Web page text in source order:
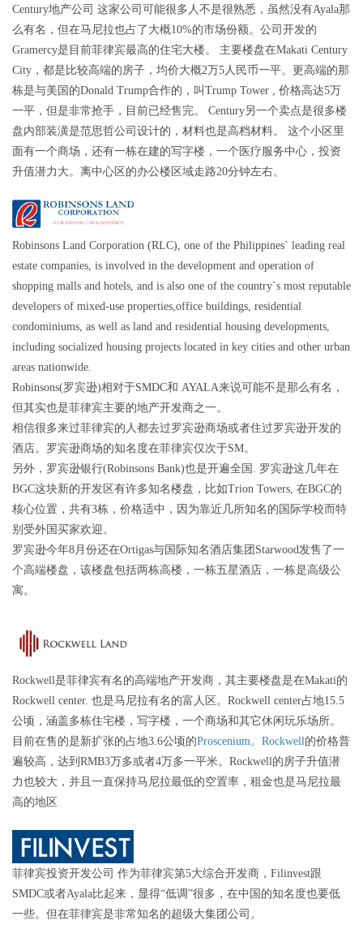
Century地产公司 这家公司可能很多人不是很熟悉，虽然没有Ayala那
么有名，但在马尼拉也占了大概10%的市场份额。公司开发的
Gramercy是目前菲律宾最高的住宅大楼。 主要楼盘在Makati Century
City，都是比较高端的房子，均价大概2万5人民币一平。更高端的那
栋是与美国的Donald Trump合作的，叫Trump Tower , 价格高达5万
一平，但是非常抢手，目前已经售完。 Century另一个卖点是很多楼
盘内部装潢是范思哲公司设计的，材料也是高档材料。 这个小区里
面有一个商场，还有一栋在建的写字楼，一个医疗服务中心，投资
升值潜力大。离中心区的办公楼区域走路20分钟左右。
Robinsons Land Corporation (RLC), one of the Philippines` leading real
estate companies, is involved in the development and operation of
shopping malls and hotels, and is also one of the country`s most reputable
developers of mixed-use properties,office buildings, residential
condominiums, as well as land and residential housing developments,
including socialized housing projects located in key cities and other urban
areas nationwide.
Robinsons(罗宾逊)相对于SMDC和 AYALA来说可能不是那么有名，
但其实也是菲律宾主要的地产开发商之一。
相信很多来过菲律宾的人都去过罗宾逊商场或者住过罗宾逊开发的
酒店。罗宾逊商场的知名度在菲律宾仅次于SM。
另外，罗宾逊银行(Robinsons Bank)也是开遍全国. 罗宾逊这几年在
BGC这块新的开发区有许多知名楼盘，比如Trion Towers, 在BGC的
核心位置，共有3栋，价格适中，因为靠近几所知名的国际学校而特
别受外国买家欢迎。
罗宾逊今年8月份还在Ortigas与国际知名酒店集团Starwood发售了一
个高端楼盘，该楼盘包括两栋高楼，一栋五星酒店，一栋是高级公
寓。
Rockwell是菲律宾有名的高端地产开发商，其主要楼盘是在Makati的
Rockwell center. 也是马尼拉有名的富人区。Rockwell center占地15.5
公顷，涵盖多栋住宅楼，写字楼，一个商场和其它休闲玩乐场所。
目前在售的是新扩张的占地3.6公顷的Proscenium。Rockwell的价格普
遍较高，达到RMB3万多或者4万多一平米。Rockwell的房子升值潜
力也较大，并且一直保持马尼拉最低的空置率，租金也是马尼拉最
高的地区
菲律宾投资开发公司 作为菲律宾第5大综合开发商，Filinvest跟
SMDC或者Ayala比起来，显得“低调”很多，在中国的知名度也要低
一些。但在菲律宾是非常知名的超级大集团公司。